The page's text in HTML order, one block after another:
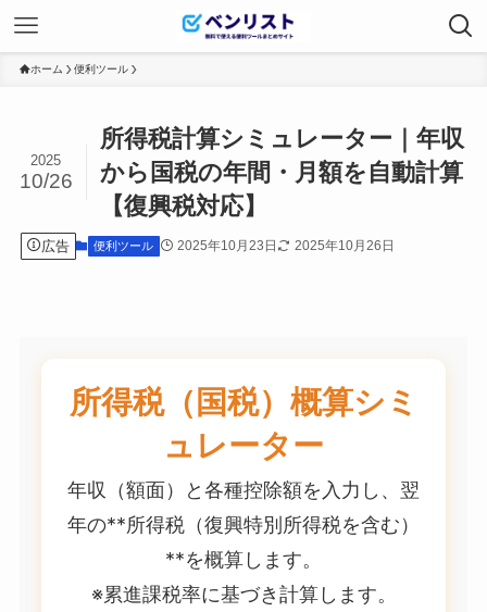
ホーム 便利ツール
所得税計算シミュレーター｜年収
から国税の年間・月額を自動計算
【復興税対応】
2025
10/26
広告 便利ツール 2025年10月23日 2025年10月26日
所得税（国税）概算シミ
ュレーター
年収（額面）と各種控除額を入力し、翌
年の**所得税（復興特別所得税を含む）
**を概算します。
※累進課税率に基づき計算します。